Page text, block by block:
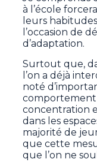
à l’école
leurs
l’occasion de
d’adaptation.
Surtout que,
l’on a déjà
noté
comportement
concentration
dans les
majorité de
que cette
que l’on ne